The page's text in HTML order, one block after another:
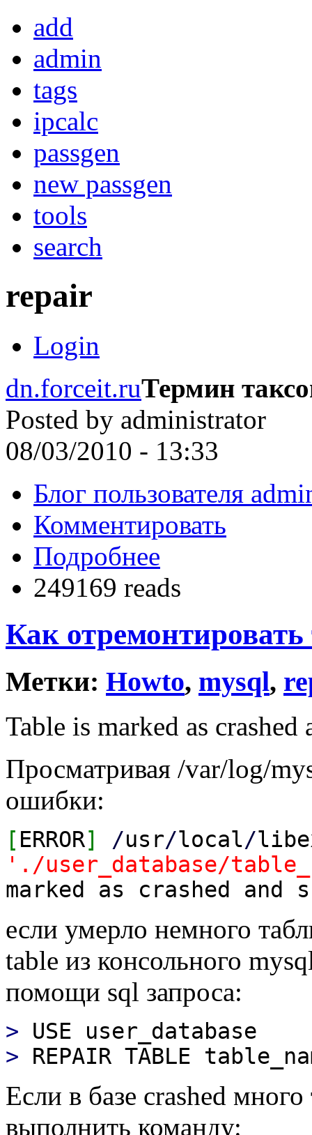
add
admin
tags
ipcalc
passgen
new passgen
tools
search
repair
Login
dn.forceit.ruТермин
Posted by administrator
08/03/2010 - 13:33
Блог пользователя
Комментировать
Подробнее
249169 reads
Как
Метки: Howto, mysql,
Table is marked as
Просматривая /var/log/
ошибки:
[ ERROR] /usr/local/
'./user_database/
marked as crashed and
если умерло немного
table из консольного
помощи sql запроса:
> USE user_database
> REPAIR TABLE
Если в базе crashed
выполнить команду: